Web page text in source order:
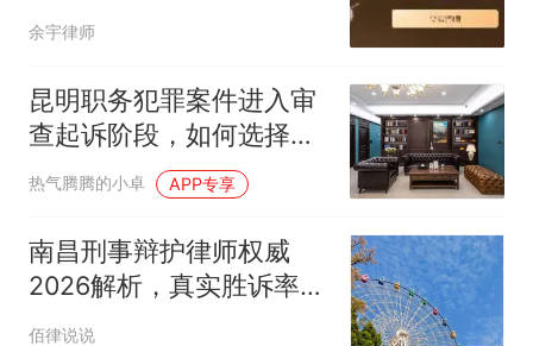
力与案例经验
余宇律师
昆明职务犯罪案件进入审
查起诉阶段，如何选择律
师团队？
热气腾腾的小卓 APP专享
南昌刑事辩护律师权威
2026解析，真实胜诉率与
佰律说说